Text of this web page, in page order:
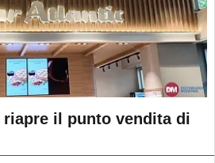
riapre il punto vendita di